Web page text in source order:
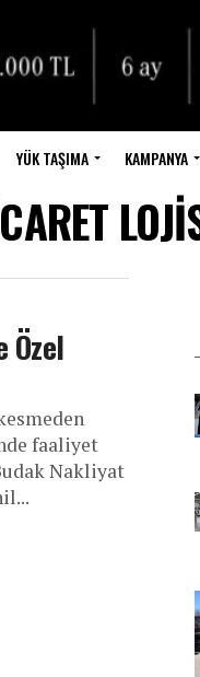
YÜK TAŞIMA KAMPANYA
Özel
faaliyet
Nakliyat